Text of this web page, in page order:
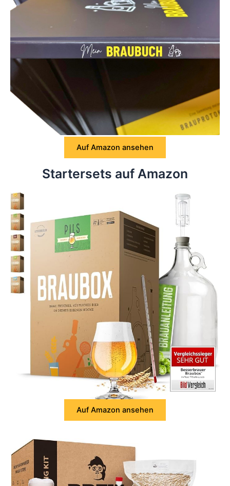
Auf Amazon ansehen
Startersets auf Amazon
Auf Amazon ansehen